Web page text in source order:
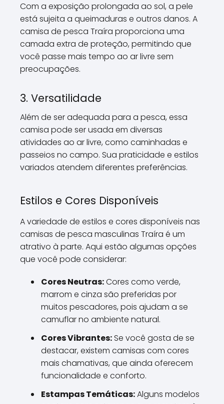
Com a exposição prolongada ao sol, a pele
está sujeita a queimaduras e outros danos. A
camisa de pesca Traíra proporciona uma
camada extra de proteção, permitindo que
você passe mais tempo ao ar livre sem
preocupações.
3. Versatilidade
Além de ser adequada para a pesca, essa
camisa pode ser usada em diversas
atividades ao ar livre, como caminhadas e
passeios no campo. Sua praticidade e estilos
variados atendem diferentes preferências.
Estilos e Cores Disponíveis
A variedade de estilos e cores disponíveis nas
camisas de pesca masculinas Traíra é um
atrativo à parte. Aqui estão algumas opções
que você pode considerar:
Cores Neutras:Cores como verde,
marrom e cinza são preferidas por
muitos pescadores, pois ajudam a se
camuflar no ambiente natural.
Cores Vibrantes:Se você gosta de se
destacar, existem camisas com cores
mais chamativas, que ainda oferecem
funcionalidade e conforto.
Estampas Temáticas:Alguns modelos